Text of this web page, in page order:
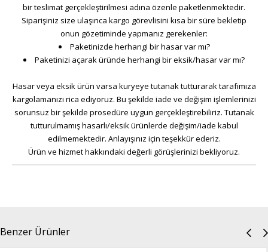
bir teslimat gerçekleştirilmesi adına özenle paketlenmektedir.
Siparişiniz size ulaşınca kargo görevlisini kısa bir süre bekletip
onun gözetiminde yapmanız gerekenler:
Paketinizde herhangi bir hasar var mı?
Paketinizi açarak üründe herhangi bir eksik/hasar var mı?
Hasar veya eksik ürün varsa kuryeye tutanak tutturarak tarafımıza
kargolamanızı rica ediyoruz. Bu şekilde iade ve değişim işlemlerinizi
sorunsuz bir şekilde prosedüre uygun gerçekleştirebiliriz. Tutanak
tutturulmamış hasarlı/eksik ürünlerde değişim/iade kabul
edilmemektedir. Anlayışınız için teşekkür ederiz.
Ürün ve hizmet hakkındaki değerli görüşlerinizi bekliyoruz.
Benzer Ürünler